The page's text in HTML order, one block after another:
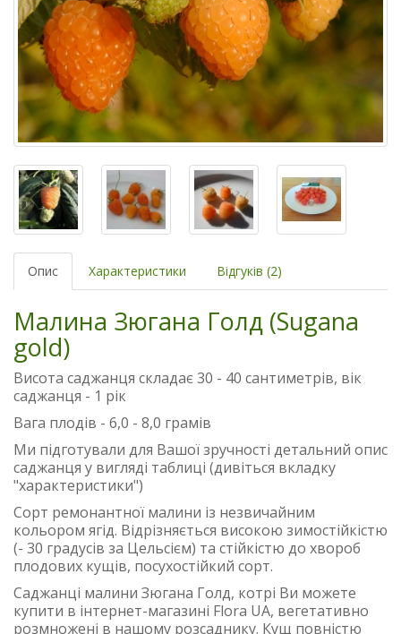
Опис Характеристики Відгуків (2)
Малина Зюгана Голд (Sugana
gold)
Висота саджанця складає 30 - 40 сантиметрів, вік
саджанця - 1 рік
Вага плодів - 6,0 - 8,0 грамів
Ми підготували для Вашої зручності детальний опис
саджанця у вигляді таблиці (дивіться вкладку
"характеристики")
Сорт ремонантної малини із незвичайним
кольором ягід. Відрізняється високою зимостійкістю
(- 30 градусів за Цельсієм) та стійкістю до хвороб
плодових кущів, посухостійкий сорт.
Саджанці малини Зюгана Голд, котрі Ви можете
купити в інтернет-магазині Flora UA, вегетативно
розмножені в нашому розсаднику. Кущ повністю